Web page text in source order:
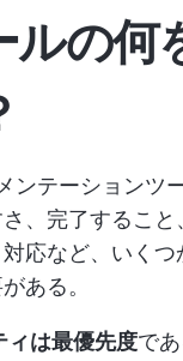
ルの何
ンテーションツ
、完了すること
応など、いくつ
ある。
ィは最優先度で